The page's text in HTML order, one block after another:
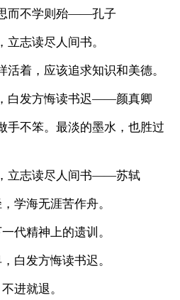
而不学则殆——孔子
志读尽人间书。
着，应该追求知识和美德。
发方悔读书迟——颜真卿
不笨。最淡的墨水，也胜过
志读尽人间书——苏轼
海无涯苦作舟。
精神上的遗训。
发方悔读书迟。
进就退。